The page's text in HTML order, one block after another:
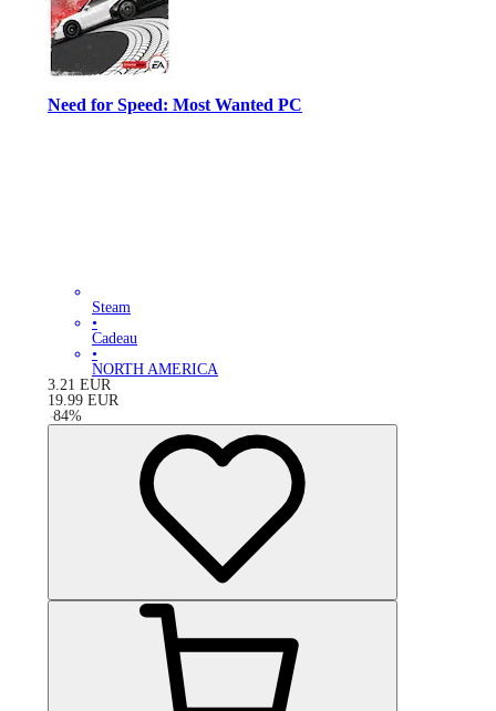
Need for Speed: Most Wanted PC
Steam
•
Cadeau
•
NORTH AMERICA
3.21 EUR
19.99 EUR
-84%